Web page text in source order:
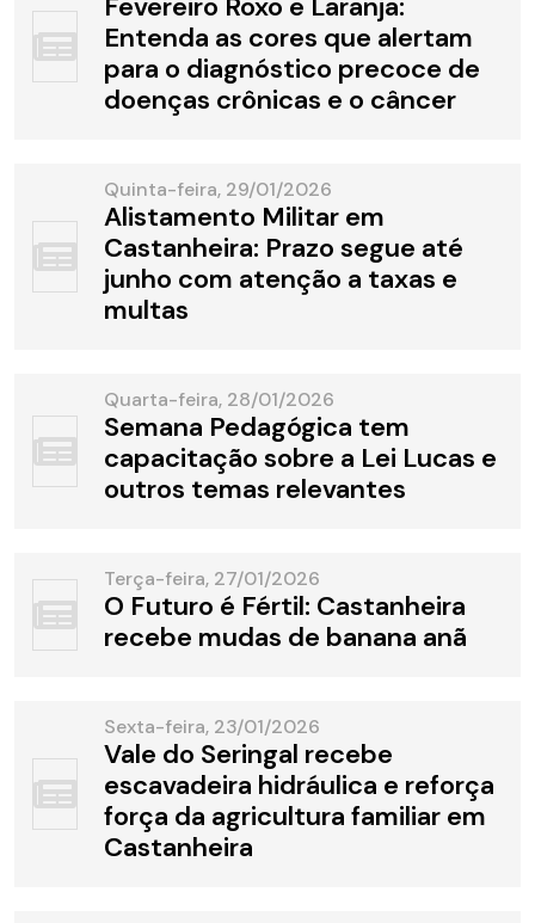
Fevereiro Roxo e Laranja:
Entenda as cores que alertam
para o diagnóstico precoce de
doenças crônicas e o câncer
Quinta-feira, 29/01/2026
Alistamento Militar em
Castanheira: Prazo segue até
junho com atenção a taxas e
multas
Quarta-feira, 28/01/2026
Semana Pedagógica tem
capacitação sobre a Lei Lucas e
outros temas relevantes
Terça-feira, 27/01/2026
O Futuro é Fértil: Castanheira
recebe mudas de banana anã
Sexta-feira, 23/01/2026
Vale do Seringal recebe
escavadeira hidráulica e reforça
força da agricultura familiar em
Castanheira